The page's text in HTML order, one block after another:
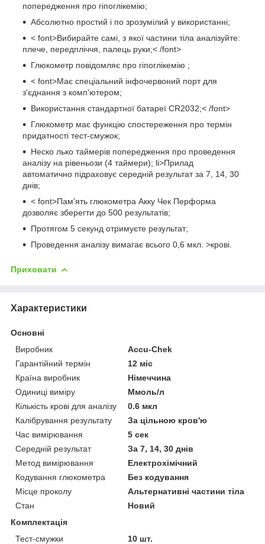
попередження про гіпоглікемію;
Абсолютно простий і по зрозумілий у використанні;
< font>Вибирайте самі, з якої частини тіла аналізуйте:
плече, передпліччя, палець руки;< /font>
Глюкометр повідомляє про гіпоглікемію ;
< font>Має спеціальний інфочервоний порт для
з'єднання з комп'ютером;
Використання стандартної батареї CR2032;< /font>
Глюкометр має функцію спостереження про термін
придатності тест-смужок;
Неско лько таймерів попередження про проведення
аналізу на рівеньози (4 таймери); li>Прилад
автоматично підраховує середній результат за 7, 14, 30
днів;
< font>Пам'ять глюкометра Акку Чек Перформа
дозволяє зберегти до 500 результатів;
Протягом 5 секунд отримуєте результат;
Проведення аналізу вимагає всього 0,6 мкл. >крові.
Приховати
Характеристики
Основні
Виробник
Accu-Chek
Гарантійний термін
12 міс
Країна виробник
Німеччина
Одиниці виміру
Ммоль/л
Кількість крові для аналізу
0.6 мкл
Калібрування результату
За цільною кров'ю
Час вимірювання
5 сек
Середній результат
За 7, 14, 30 днів
Метод вимірювання
Електрохімічний
Кодування глюкометра
Без кодування
Місце проколу
Альтернативні частини тіла
Стан
Новий
Комплектація
Тест-смужки
10 шт.